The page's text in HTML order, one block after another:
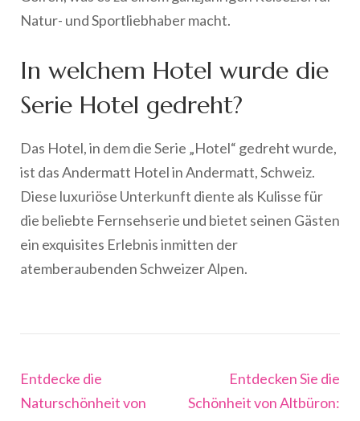
Natur- und Sportliebhaber macht.
In welchem Hotel wurde die
Serie Hotel gedreht?
Das Hotel, in dem die Serie „Hotel“ gedreht wurde,
ist das Andermatt Hotel in Andermatt, Schweiz.
Diese luxuriöse Unterkunft diente als Kulisse für
die beliebte Fernsehserie und bietet seinen Gästen
ein exquisites Erlebnis inmitten der
atemberaubenden Schweizer Alpen.
Beitragsnavigation
Entdecke die
Naturschönheit von
Entdecken Sie die
Schönheit von Altbüron: